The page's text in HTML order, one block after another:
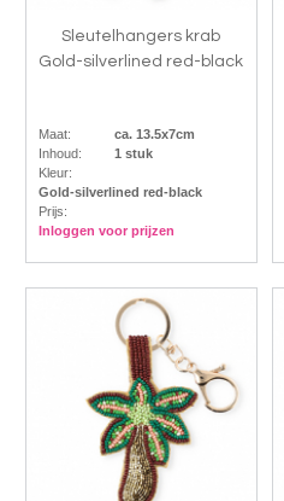
Sleutelhangers krab
Gold-silverlined red-black
Maat:
ca. 13.5x7cm
Inhoud:
1 stuk
Kleur:
Gold-silverlined red-black
Prijs:
Inloggen voor prijzen